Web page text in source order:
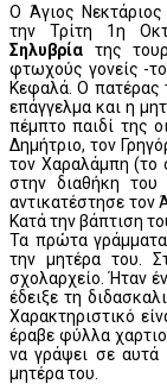
Ο Άγιος
την Τρίτη 1η
Σηλυβρία της
φτωχούς γονείς -
Κεφαλά. Ο πατέρας
επάγγελμα και η
πέμπτο παιδί της
Δημήτριο, τον
τον Χαραλάμπη (το
στην διαθήκη
αντικατέστησε τον
Κατά την βάπτιση
Τα πρώτα γράμματα
την μητέρα του.
σχολαρχείο. Ήταν
έδειξε τη
Χαρακτηριστικό
έραβε φύλλα
να γράψει σε αυτά
μητέρα του.